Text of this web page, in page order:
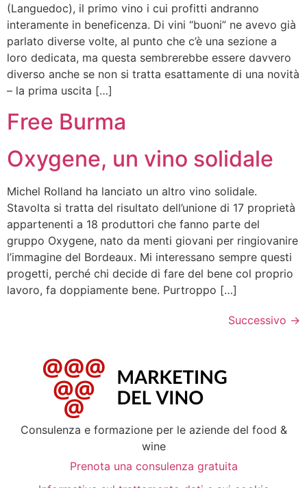
(Languedoc), il primo vino i cui profitti andranno
interamente in beneficenza. Di vini “buoni” ne avevo già
parlato diverse volte, al punto che c’è una sezione a
loro dedicata, ma questa sembrerebbe essere davvero
diverso anche se non si tratta esattamente di una novità
– la prima uscita […]
Free Burma
Oxygene, un vino solidale
Michel Rolland ha lanciato un altro vino solidale.
Stavolta si tratta del risultato dell’unione di 17 proprietà
appartenenti a 18 produttori che fanno parte del
gruppo Oxygene, nato da menti giovani per ringiovanire
l’immagine del Bordeaux. Mi interessano sempre questi
progetti, perché chi decide di fare del bene col proprio
lavoro, fa doppiamente bene. Purtroppo […]
Successivo →
Consulenza e formazione per le aziende del food &
wine
Prenota una consulenza gratuita